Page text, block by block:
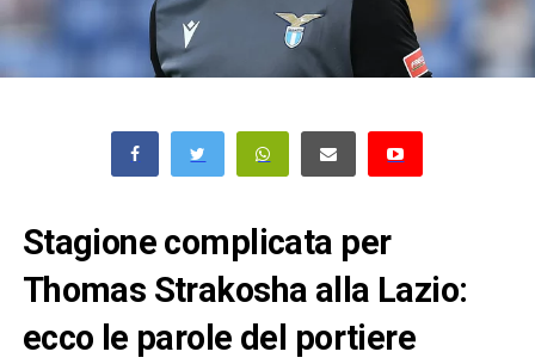
Stagione complicata per
Thomas Strakosha alla Lazio:
ecco le parole del portiere